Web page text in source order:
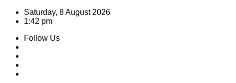
Skip
Saturday, 8 August 2026
1:42 pm
Follow Us